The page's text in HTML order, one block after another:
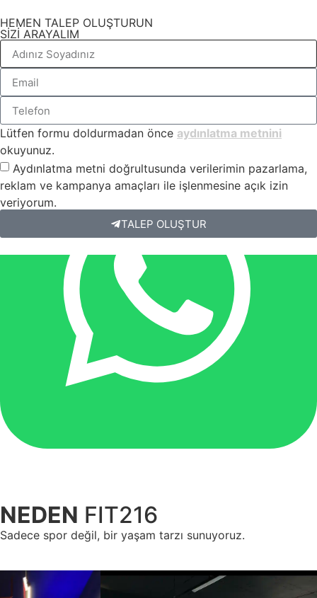
NEDEN FIT216
Sadece spor değil, bir yaşam tarzı sunuyoruz.
HEMEN TALEP OLUŞTURUN
SİZİ ARAYALIM
Lütfen formu doldurmadan önce aydınlatma metnini
okuyunuz.
Aydınlatma metni doğrultusunda verilerimin pazarlama,
reklam ve kampanya amaçları ile işlenmesine açık izin
veriyorum.
TALEP OLUŞTUR